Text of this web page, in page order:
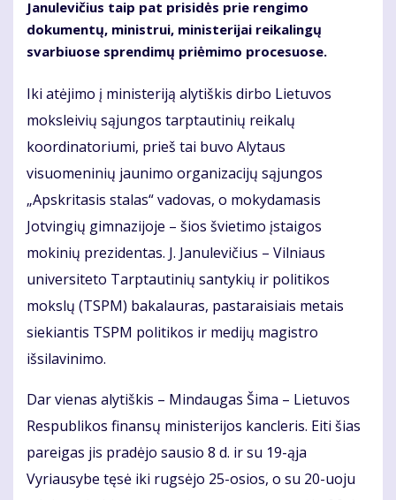
Janulevičius taip pat prisidės prie rengimo
dokumentų, ministrui, ministerijai reikalingų
svarbiuose sprendimų priėmimo procesuose.
Iki atėjimo į ministeriją alytiškis dirbo Lietuvos
moksleivių sąjungos tarptautinių reikalų
koordinatoriumi, prieš tai buvo Alytaus
visuomeninių jaunimo organizacijų sąjungos
„Apskritasis stalas“ vadovas, o mokydamasis
Jotvingių gimnazijoje – šios švietimo įstaigos
mokinių prezidentas. J. Janulevičius – Vilniaus
universiteto Tarptautinių santykių ir politikos
mokslų (TSPM) bakalauras, pastaraisiais metais
siekiantis TSPM politikos ir medijų magistro
išsilavinimo.
Dar vienas alytiškis – Mindaugas Šima – Lietuvos
Respublikos finansų ministerijos kancleris. Eiti šias
pareigas jis pradėjo sausio 8 d. ir su 19-ąja
Vyriausybe tęsė iki rugsėjo 25-osios, o su 20-uoju